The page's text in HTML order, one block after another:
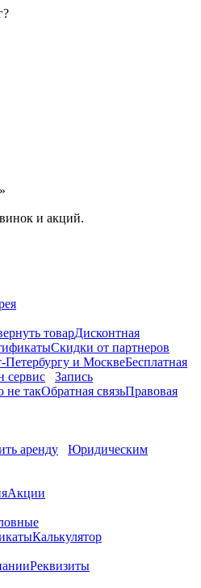
?
и акций.
товарДисконтная
Скидки от партнеров
Петербургу и МосквеБесплатная
сервис
Запись
не такОбратная связьПравовая
аренду
Юридическим
Акции
Калькулятор
Реквизиты